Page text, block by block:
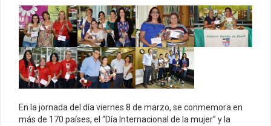
En la jornada del día viernes 8 de marzo, se conmemora en
más de 170 países, el “Día Internacional de la mujer” y la